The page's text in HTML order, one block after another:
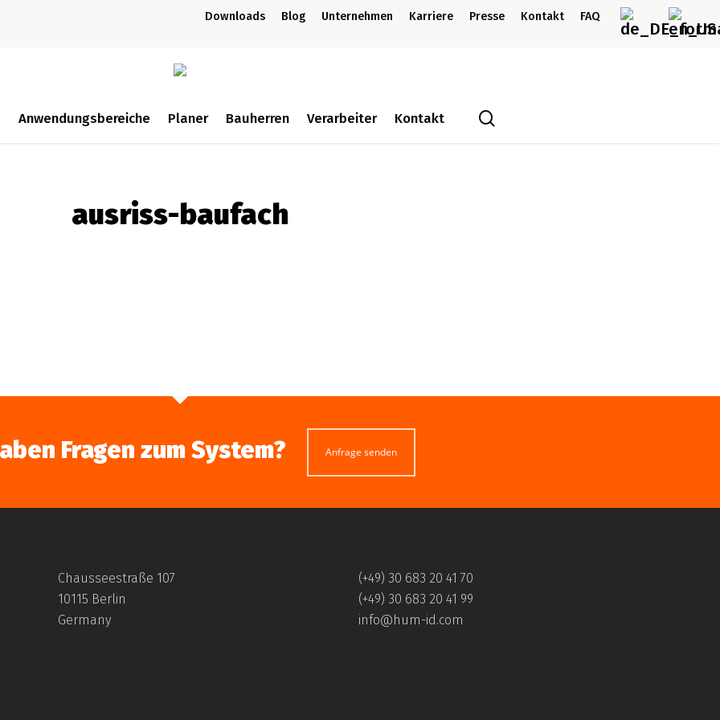
Downloads Blog Unternehmen Karriere Presse Kontakt FAQ
Anwendungsbereiche Planer Bauherren Verarbeiter Kontakt
ausriss-baufach
Fragen zum System? Anfrage senden
Chausseestraße 107
10115 Berlin
Germany
(+49) 30 683 20 41 70
(+49) 30 683 20 41 99
info@hum-id.com